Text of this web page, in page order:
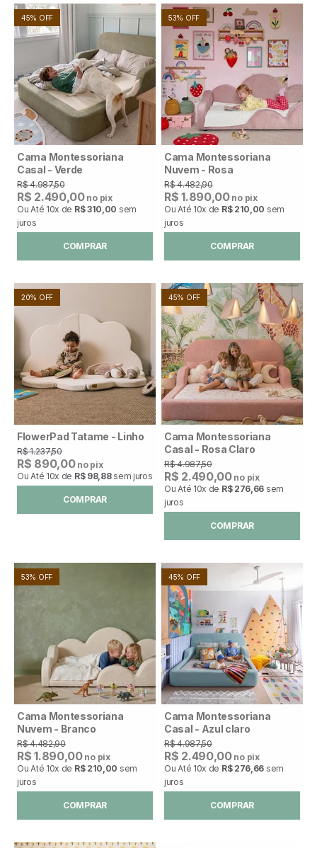
45% OFF
Cama Montessoriana
Casal - Verde
R$ 4.987,50
R$ 2.490,00no pix
Ou Até 10x de R$ 310,00 sem
juros
COMPRAR
53% OFF
Cama Montessoriana
Nuvem - Rosa
R$ 4.482,90
R$ 1.890,00no pix
Ou Até 10x de R$ 210,00 sem
juros
COMPRAR
20% OFF
FlowerPad Tatame - Linho
R$ 1.237,50
R$ 890,00no pix
Ou Até 10x de R$ 98,88 sem juros
COMPRAR
45% OFF
Cama Montessoriana
Casal - Rosa Claro
R$ 4.987,50
R$ 2.490,00no pix
Ou Até 10x de R$ 276,66 sem
juros
COMPRAR
53% OFF
Cama Montessoriana
Nuvem - Branco
R$ 4.482,90
R$ 1.890,00no pix
Ou Até 10x de R$ 210,00 sem
juros
COMPRAR
45% OFF
Cama Montessoriana
Casal - Azul claro
R$ 4.987,50
R$ 2.490,00no pix
Ou Até 10x de R$ 276,66 sem
juros
COMPRAR